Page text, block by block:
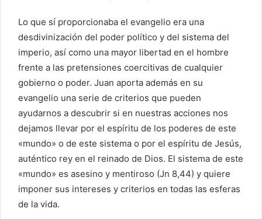
Lo que sí proporcionaba el evangelio era una
desdivinización del poder político y del sistema del
imperio, así como una mayor libertad en el hombre
frente a las pretensiones coercitivas de cualquier
gobierno o poder. Juan aporta además en su
evangelio una serie de criterios que pueden
ayudarnos a descubrir si en nuestras acciones nos
dejamos llevar por el espíritu de los poderes de este
«mundo» o de este sistema o por el espíritu de Jesús,
auténtico rey en el reinado de Dios. El sistema de este
«mundo» es asesino y mentiroso (Jn 8,44) y quiere
imponer sus intereses y criterios en todas las esferas
de la vida.